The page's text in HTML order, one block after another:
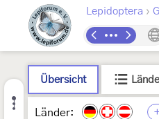
Lepidoptera ›
Übersicht
Länder: